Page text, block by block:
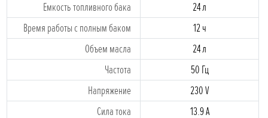
Емкость топливного бака
24 л
Время работы с полным баком
12 ч
Объем масла
24 л
Частота
50 Гц
Напряжение
230 V
Силa токa
13.9 A